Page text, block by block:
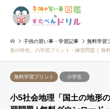
子供の習い事・学習記事 無料学習
形の特色」の学習プリント・練習問題 | 無
無料学習プリント 小学生
小5社会地理「国土の地形